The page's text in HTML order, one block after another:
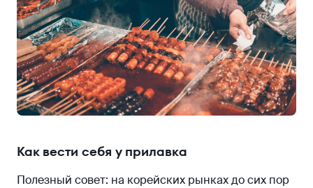
Как вести себя у прилавка
Полезный совет: на корейских рынках до сих пор